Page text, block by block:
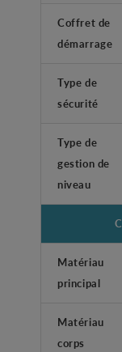
Coffret de
démarrage
Type de
sécurité
Type de
gestion de
niveau
Matériau
principal
Matériau
corps